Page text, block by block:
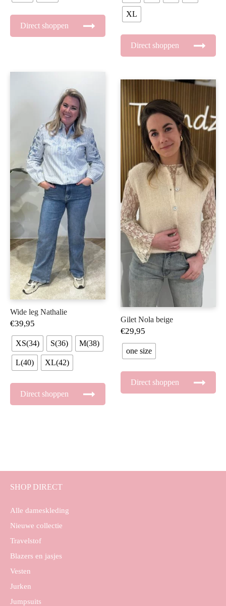
Direct shoppen
XL
Direct shoppen
Wide leg Nathalie
€39,95
XS(34) S(36) M(38)
L(40) XL(42)
Direct shoppen
Gilet Nola beige
€29,95
one size
Direct shoppen
SHOP DIRECT
Alle dameskleding
Nieuwe collectie
Travelstof
Blazers en jasjes
Vesten
Jurken
Jumpsuits